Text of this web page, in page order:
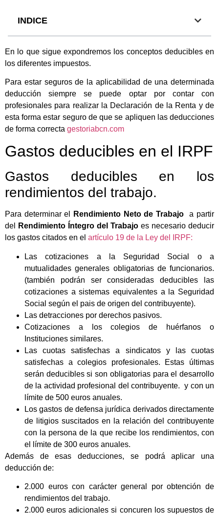
INDICE
En lo que sigue expondremos los conceptos deducibles en
los diferentes impuestos.
Para estar seguros de la aplicabilidad de una determinada
deducción siempre se puede optar por contar con
profesionales para realizar la Declaración de la Renta y de
esta forma estar seguro de que se apliquen las deducciones
de forma correcta gestoriabcn.com
Gastos deducibles en el IRPF
Gastos deducibles en los
rendimientos del trabajo.
Para determinar el Rendimiento Neto de Trabajo a partir
del
Rendimiento Íntegro del Trabajo es necesario deducir
los gastos citados en el artículo 19 de la Ley del IRPF:
Las cotizaciones a la Seguridad Social o a
mutualidades generales obligatorias de funcionarios.
(también podrán ser consideradas deducibles las
cotizaciones a sistemas equivalentes a la Seguridad
Social según el pais de origen del contribuyente).
Las detracciones por derechos pasivos.
Cotizaciones a los colegios de huérfanos o
Instituciones similares.
Las cuotas satisfechas a sindicatos y las cuotas
satisfechas a colegios profesionales. Estas últimas
serán deducibles si son obligatorias para el desarrollo
de la actividad profesional del contribuyente. y con un
límite de 500 euros anuales.
Los gastos de defensa jurídica derivados directamente
de litigios suscitados en la relación del contribuyente
con la persona de la que recibe los rendimientos, con
el límite de 300 euros anuales.
Además de esas deducciones, se podrá aplicar una
deducción de:
2.000 euros con carácter general por obtención de
rendimientos del trabajo.
2.000 euros adicionales si concuren los supuestos de